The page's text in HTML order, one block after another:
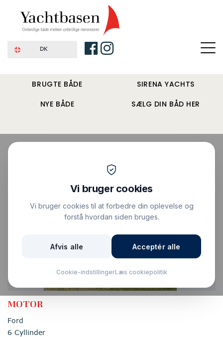
DK
BRUGTE BÅDE
NYE BÅDE
SIRENA YACHTS
SÆLG DIN BÅD HER
Vis alle billeder
MOTOR
Ford
6 Cyllinder